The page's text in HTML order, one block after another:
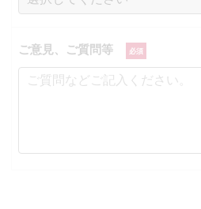
ご意見、ご質問等